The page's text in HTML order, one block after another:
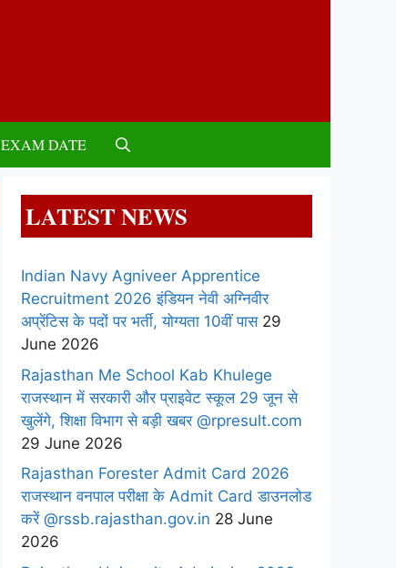
EXAM DATE
LATEST NEWS
Indian Navy Agniveer Apprentice
Recruitment 2026 इंडियन नेवी अग्निवीर
अप्रेंटिस के पदों पर भर्ती, योग्यता 10वीं पास29
June 2026
Rajasthan Me School Kab Khulege
राजस्थान में सरकारी और प्राइवेट स्कूल 29 जून से
खुलेंगे, शिक्षा विभाग से बड़ी खबर @rpresult.com
29 June 2026
Rajasthan Forester Admit Card 2026
राजस्थान वनपाल परीक्षा के Admit Card डाउनलोड
करें @rssb.rajasthan.gov.in 28 June
2026